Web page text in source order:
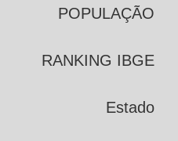
POPULAÇÃO
RANKING IBGE
Estado